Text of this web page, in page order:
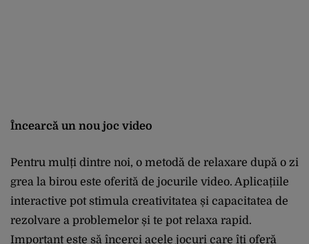
Încearcă un nou joc video
Pentru mulți dintre noi, o metodă de relaxare după o zi
grea la birou este oferită de jocurile video. Aplicațiile
interactive pot stimula creativitatea și capacitatea de
rezolvare a problemelor și te pot relaxa rapid.
Important este să încerci acele jocuri care îți oferă